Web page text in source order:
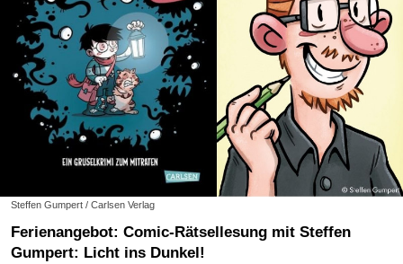
Steffen Gumpert / Carlsen Verlag
Ferienangebot: Comic-Rätsellesung mit Steffen
Gumpert: Licht ins Dunkel!